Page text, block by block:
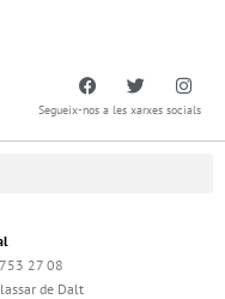
Segueix-nos a les xarxes socials
27 08
de Dalt